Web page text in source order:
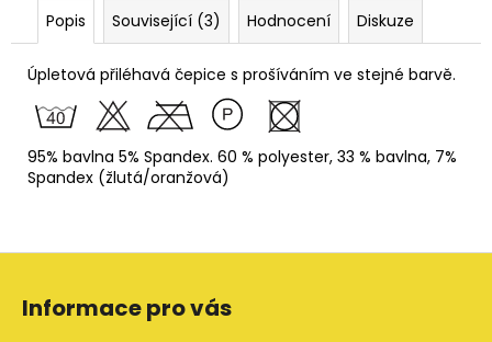
Popis Související (3) Hodnocení Diskuze
Úpletová přiléhavá čepice s prošíváním ve stejné barvě.
95% bavlna 5% Spandex. 60 % polyester, 33 % bavlna, 7%
Spandex (žlutá/oranžová)
Informace pro vás